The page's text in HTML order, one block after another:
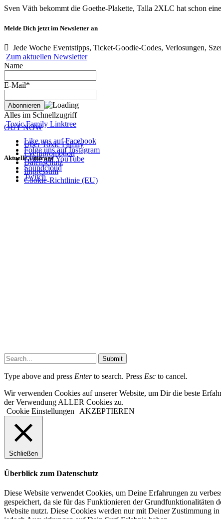
Sven Väth bekommt die Goethe-Plakette, Talla 2XLC hat schon
Melde Dich jetzt im Newsletter an
Jede Woche Eventstipps, Ticket-Goodie-Codes, Verlosungen,
Zum aktuellen Newsletter
Name
E-Mail*
Alles im Schnellzugriff
Toxic Family Linktree
Like uns auf Facebook
Folge uns auf Instagram
Grille auf YouTube
Soundcloud
Twitch
Aktuelle Umfrage
OUT NOW
Über Toxic Family
Eventpromotion
Datenschutz
Impressum
Cookie-Richtlinie (EU)
Submit
Type above and press Enterto search. Press Esc to cancel.
Wir verwenden Cookies auf unserer Website, um Dir die beste
der Verwendung ALLER Cookies zu.
Cookie Einstellungen
AKZEPTIEREN
Schließen
Überblick zum Datenschutz
Diese Website verwendet Cookies, um Deine Erfahrungen zu
gespeichert, da sie für das Funktionieren der Grundfunktionalitäten
Website nutzt. Diese Cookies werden nur mit Deiner Zustimmung